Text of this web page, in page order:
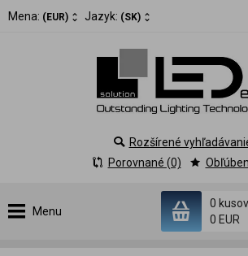
Mena: (EUR) Jazyk: (SK)
Menu
0 kusov
0 EUR
Rozšírené
Porovnané (0)